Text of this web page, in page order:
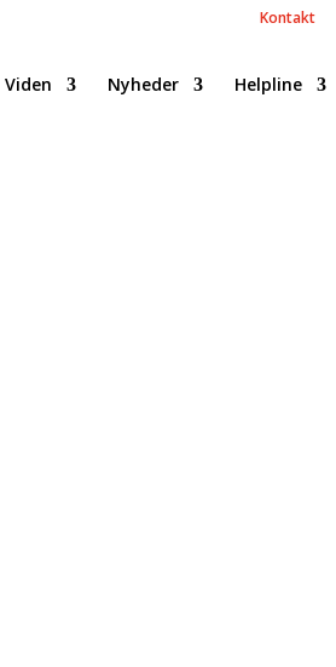
Kontakt
Viden Nyheder Helpline